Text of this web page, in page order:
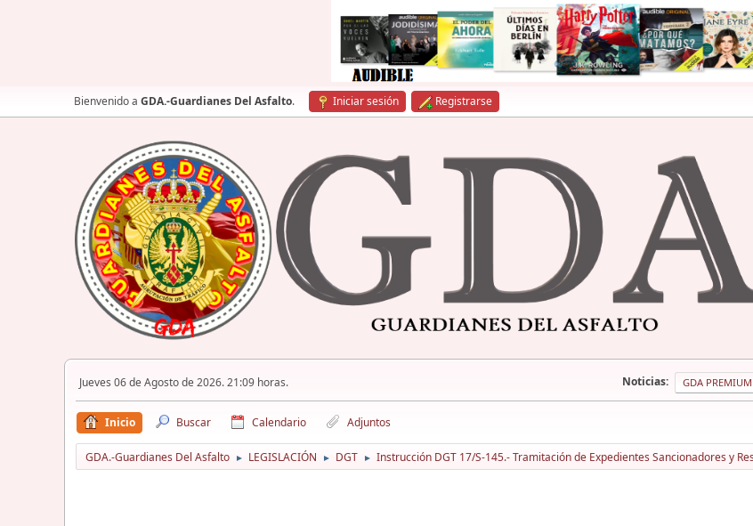
Bienvenido a GDA.-Guardianes Del Asfalto. Iniciar sesión Registrarse
Jueves 06 de Agosto de 2026. 21:09 horas. Noticias: GDA
Inicio Buscar Calendario Adjuntos
GDA.-Guardianes Del Asfalto ► LEGISLACIÓN ► DGT ► Instrucción DGT 17/S-145.- Tramitación de Expedientes Sancionadores y